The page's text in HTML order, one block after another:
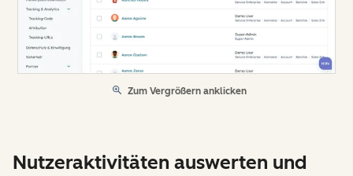
Zum Vergrößern anklicken
Nutzeraktivitäten auswerten und